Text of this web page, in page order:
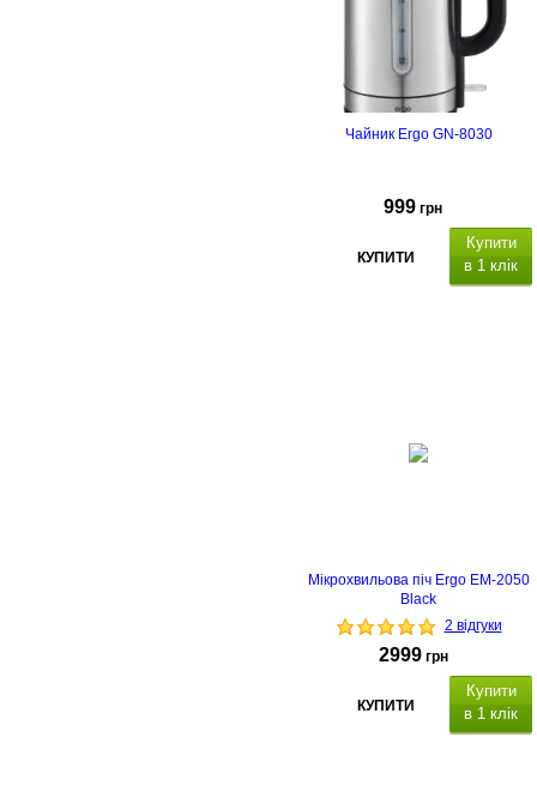
Чайник Ergo GN-8030
999 грн
КУПИТИ
Купити
в 1 клік
Мікрохвильова піч Ergo EM-2050
Black
2 відгуки
2999 грн
КУПИТИ
Купити
в 1 клік